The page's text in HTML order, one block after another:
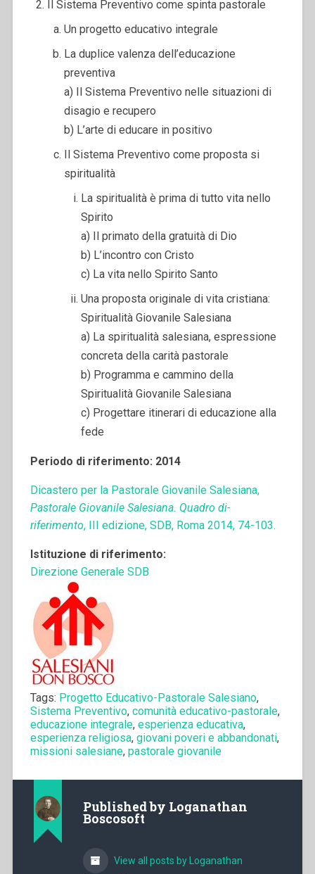
Il Sistema Preventivo come spinta pastorale
Un progetto educativo integrale
La duplice valenza dell’educazione
preventiva
a) Il Sistema Preventivo nelle situazioni di
disagio e recupero
b) L’arte di educare in positivo
Il Sistema Preventivo come proposta si
spiritualità
La spiritualità è prima di tutto vita nello
Spirito
a) Il primato della gratuità di Dio
b) L’incontro con Cristo
c) La vita nello Spirito Santo
Una proposta originale di vita cristiana:
Spiritualità Giovanile Salesiana
a) La spiritualità salesiana, espressione
concreta della carità pastorale
b) Programma e cammino della
Spiritualità Giovanile Salesiana
c) Progettare itinerari di educazione alla
fede
Periodo di riferimento: 2014
Dicastero per la Pastorale Giovanile Salesiana,
Pastorale Giovanile Salesiana. Quadro di-
riferimento, III edizione, SDB, Roma 2014, 74-103.
Istituzione di riferimento:
Direzione Generale SDB
Tags: Progetto Educativo-Pastorale Salesiano,
Sistema Preventivo, comunità educativo-pastorale,
educazione integrale, esperienza educativa,
esperienza religiosa, giovani poveri e abbandonati,
missioni salesiane, pastorale giovanile
Published by Loganathan
Boscosoft
View all posts by Loganathan